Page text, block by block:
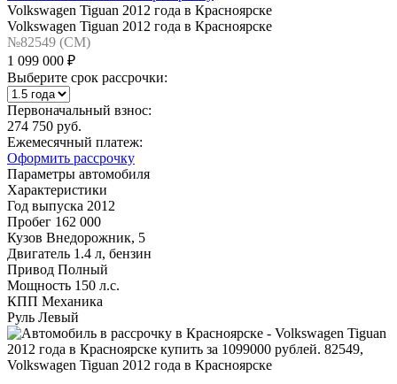
Volkswagen Tiguan 2012 года в Красноярске
Volkswagen Tiguan 2012 года в Красноярске
№82549 (CM)
1 099 000 ₽
Выберите срок рассрочки:
Первоначальный взнос:
274 750 руб.
Ежемесячный платеж:
Оформить рассрочку
Параметры автомобиля
Характеристики
Год выпуска 2012
Пробег 162 000
Кузов Внедорожник, 5
Двигатель 1.4 л, бензин
Привод Полный
Мощность 150 л.с.
КПП Механика
Руль Левый